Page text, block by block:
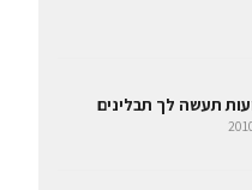
תעשה לך תבלינים